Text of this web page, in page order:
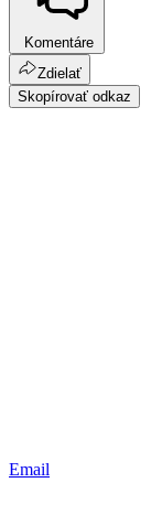
Komentáre
Zdielať
Skopírovať odkaz
Email